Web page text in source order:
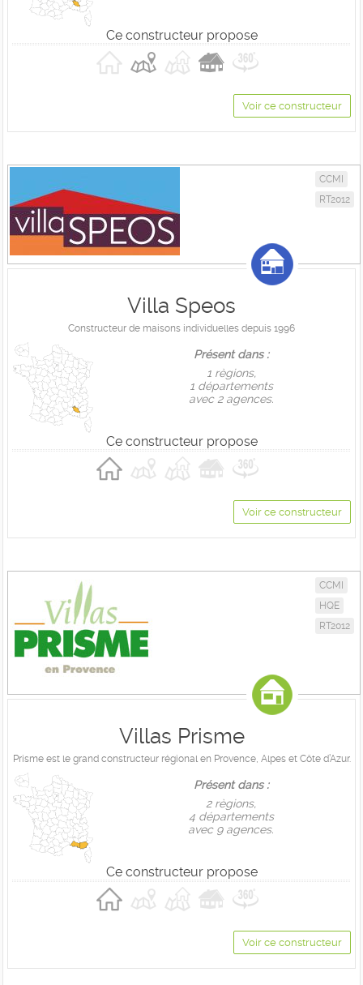
Ce constructeur propose
Voir ce constructeur
CCMI
RT2012
Villa Speos
Constructeur de maisons individuelles depuis 1996
Présent dans :
1 règions,
1 départements
avec 2 agences.
Ce constructeur propose
Voir ce constructeur
CCMI
HQE
RT2012
Villas Prisme
Prisme est le grand constructeur régional en Provence, Alpes et Côte d’Azur.
Présent dans :
2 règions,
4 départements
avec 9 agences.
Ce constructeur propose
Voir ce constructeur